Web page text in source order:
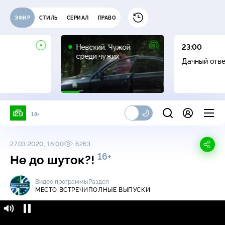
ЭФИР СТИЛЬ СЕРИАЛ ПРАВО
Невский. Чужой
среди чужих
16+
23:00
Дачный
18+
27.03.2020, 16:00 6263
Не до шуток?! 16+
Видео программы
МЕСТО ВСТРЕЧИ
Раздел
ПОЛНЫЕ ВЫПУСКИ